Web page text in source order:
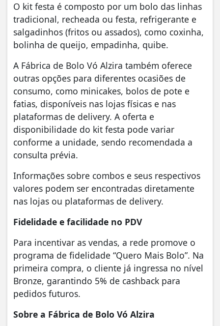
O kit festa é composto por um bolo das linhas
tradicional, recheada ou festa, refrigerante e
salgadinhos (fritos ou assados), como coxinha,
bolinha de queijo, empadinha, quibe.
A Fábrica de Bolo Vó Alzira também oferece
outras opções para diferentes ocasiões de
consumo, como minicakes, bolos de pote e
fatias, disponíveis nas lojas físicas e nas
plataformas de delivery. A oferta e
disponibilidade do kit festa pode variar
conforme a unidade, sendo recomendada a
consulta prévia.
Informações sobre combos e seus respectivos
valores podem ser encontradas diretamente
nas lojas ou plataformas de delivery.
Fidelidade e facilidade no PDV
Para incentivar as vendas, a rede promove o
programa de fidelidade “Quero Mais Bolo”. Na
primeira compra, o cliente já ingressa no nível
Bronze, garantindo 5% de cashback para
pedidos futuros.
Sobre a Fábrica de Bolo Vó Alzira